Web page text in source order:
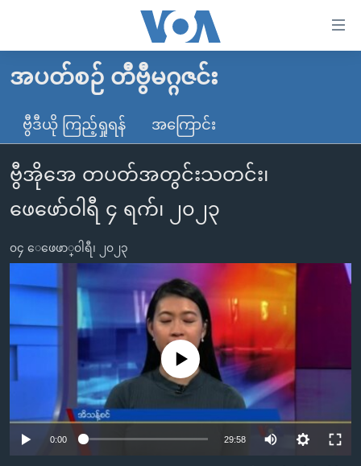
လွယ်ကူ
သည့်
Link
များ
ပင်မ
သို့
ရန်
ပင်မ
စာမျက်နှာ
မူလစာမျက်နှာ
မြန်မာ
ကမ္ဘာ့သတင်းများ
နိုင်ငံတကာ
အမေရိကန်
အစ္စရေး-ပါလက်စတိုင်း
ဗွီဒီယို
သတင်းလွတ်လပ်ခွင့်
ရပ်ဝန်းတခု လမ်းတခု အလွန်
အင်္ဂလိပ်စာလေ့လာမယ်
အမေရိကန်သုံးအီဒီယံ
မကြေးမုံရဲ့ အင်္ဂလိပ်စာ
ရုပ်ရှင်ထဲက အင်္ဂလိပ်စာ
သုတပဒေသာ အင်္ဂလိပ်စာ
အပတ်စဉ်ကဏ္ဍများ
တီဗွီ
ရေဒီယိုနှင့်ရုပ်သံ အချက်အလက်များ
ရေဒီယို/တီဗွီအစီအစဉ်
Learning English
ဗွီအိုအေ လူမှုကွန်ယက်များ
အပတ်စဉ် တီဗွီမဂ္ဂဇင်း
ဗွီဒီယို ကြည့်ရှုရန် အကြောင်း
ဗွီအိုအေ တပတ်အတွင်းသတင်း၊
ဖေဖော်ဝါရီ ၄ ရက်၊ ၂၀၂၃
၀၄ ေဖေဖာ္၀ါရီ၊ ၂၀၂၃
No media source currently available
0:00 29:58